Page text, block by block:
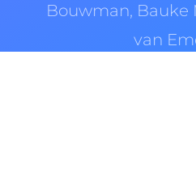
Bouwman, Bauke
van